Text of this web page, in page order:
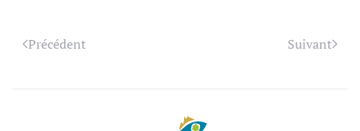
Précédent Suivant